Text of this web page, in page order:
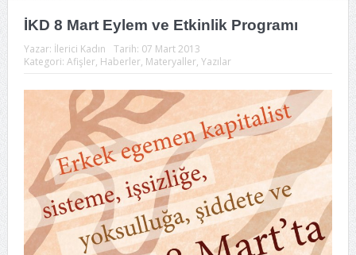
İKD 8 Mart Eylem ve Etkinlik Programı
Yazar: İlerici Kadın Tarih: 07 Mart 2013
Kategori: Afişler, Haberler, Materyaller, Yazılar